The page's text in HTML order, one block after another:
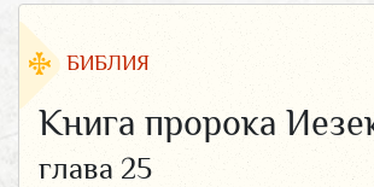
БИБЛИЯ
Книга пророка
глава 25